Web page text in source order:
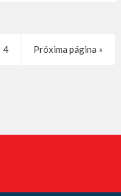
4 Próxima página »